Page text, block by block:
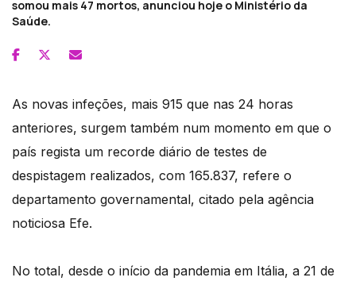
somou mais 47 mortos, anunciou hoje o Ministério da
Saúde.
As novas infeções, mais 915 que nas 24 horas
anteriores, surgem também num momento em que o
país regista um recorde diário de testes de
despistagem realizados, com 165.837, refere o
departamento governamental, citado pela agência
noticiosa Efe.
No total, desde o início da pandemia em Itália, a 21 de